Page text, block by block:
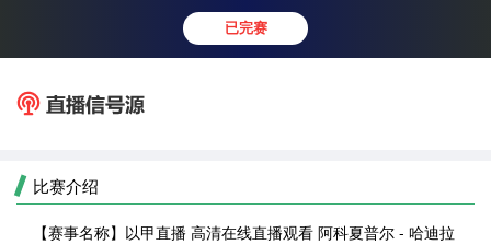
0 : 0
比赛介绍
【赛事名称】 以甲直播 高清在线直播观看 阿科夏普尔 - 哈迪拉